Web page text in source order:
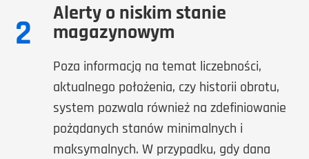
2 Alerty o niskim stanie
magazynowym
Poza informacją na temat liczebności,
aktualnego położenia, czy historii obrotu,
system pozwala również na zdefiniowanie
pożądanych stanów minimalnych i
maksymalnych. W przypadku, gdy dana